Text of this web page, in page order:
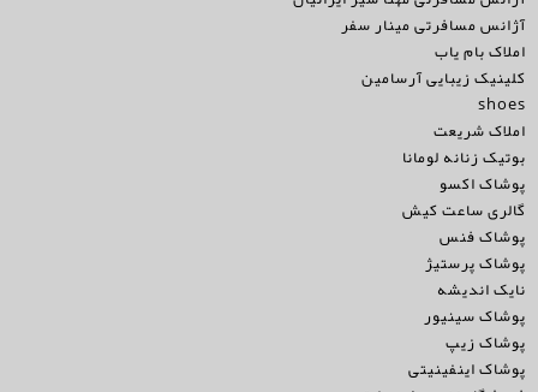
آژانس مسافرتی مینار سفر
املاک بام یاب
کلینیک زیبایی آرسامین
shoes
املاک شریعت
بوتیک زنانه لومانا
پوشاک اکسو
گالری ساعت کیش
پوشاک فنس
پوشاک پرستیژ
نایک اندیشه
پوشاک سینیور
پوشاک زیپ
پوشاک اینفینیتی